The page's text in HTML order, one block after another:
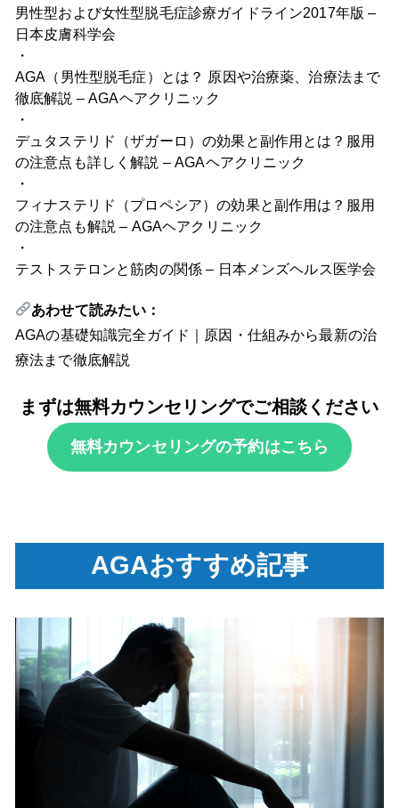
男性型および女性型脱毛症診療ガイドライン2017年版 –
日本皮膚科学会
・
AGA（男性型脱毛症）とは？ 原因や治療薬、治療法まで
徹底解説 – AGAヘアクリニック
・
デュタステリド（ザガーロ）の効果と副作用とは？服用
の注意点も詳しく解説 – AGAヘアクリニック
・
フィナステリド（プロペシア）の効果と副作用は？服用
の注意点も解説 – AGAヘアクリニック
・
テストステロンと筋肉の関係 – 日本メンズヘルス医学会
あわせて読みたい：
AGAの基礎知識完全ガイド｜原因・仕組みから最新の治
療法まで徹底解説
まずは無料カウンセリングでご相談ください
無料カウンセリングの予約はこちら
AGAおすすめ記事